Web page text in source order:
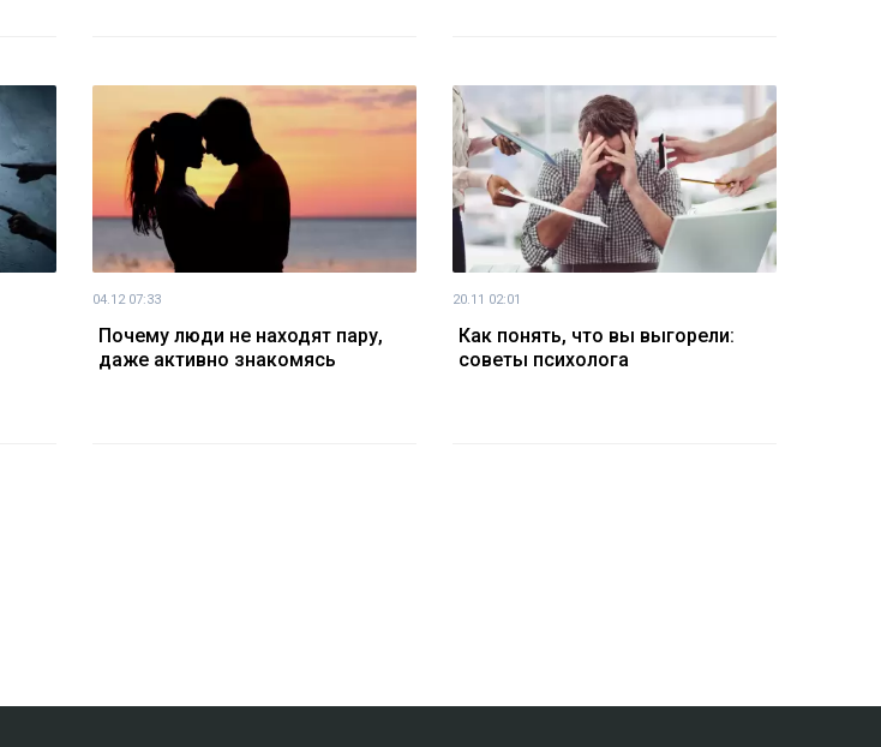
04.12 07:33
Почему люди не находят пару,
даже активно знакомясь
20.11 02:01
Как понять, что вы выгорели:
советы психолога